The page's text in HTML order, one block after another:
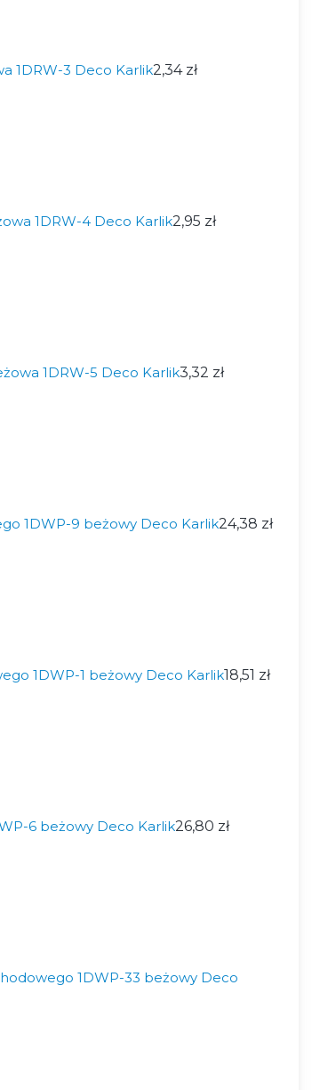
1DRW-3 Deco Karlik2,34 zł
1DRW-4 Deco Karlik2,95 zł
1DRW-5 Deco Karlik3,32 zł
1DWP-9 beżowy Deco Karlik24,38 zł
1DWP-1 beżowy Deco Karlik18,51 zł
6 beżowy Deco Karlik26,80 zł
1DWP-33 beżowy Deco